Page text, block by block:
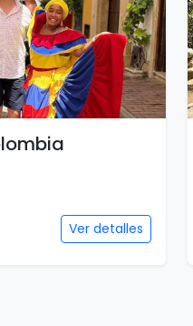
Ver detalles